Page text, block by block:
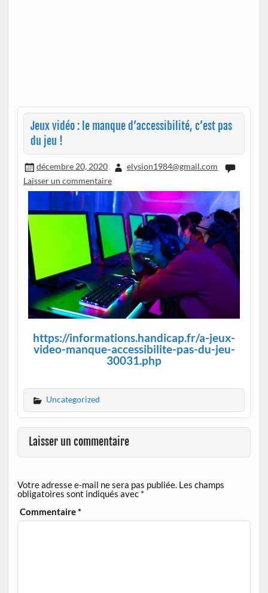
Jeux vidéo : le manque d’accessibilité, c’est pas
du jeu !
décembre 20, 2020
elysion1984@gmail.com
Laisser un commentaire
https://informations.handicap.fr/a-jeux-
video-manque-accessibilite-pas-du-jeu-
30031.php
Uncategorized
Laisser un commentaire
Votre adresse e-mail ne sera pas publiée. Les champs
obligatoires sont indiqués avec *
Commentaire*